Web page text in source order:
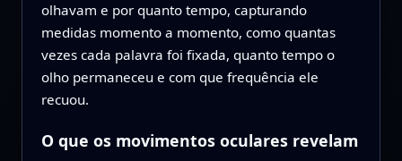
olhavam e por quanto tempo, capturando
medidas momento a momento, como quantas
vezes cada palavra foi fixada, quanto tempo o
olho permaneceu e com que frequência ele
recuou.
O que os movimentos oculares revelam